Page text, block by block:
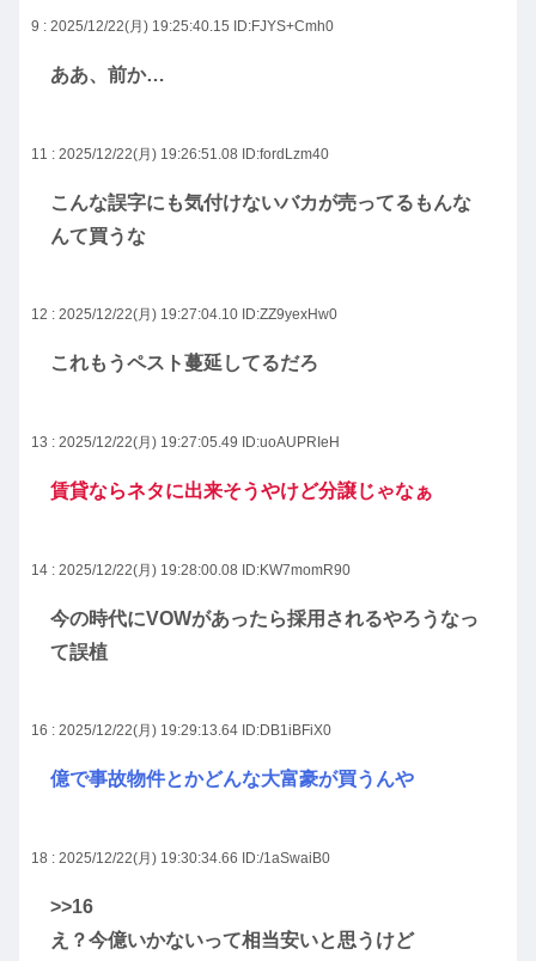
9 : 2025/12/22(月) 19:25:40.15 ID:FJYS+Cmh0
ああ、前か…
11 : 2025/12/22(月) 19:26:51.08 ID:fordLzm40
こんな誤字にも気付けないバカが売ってるもんな
んて買うな
12 : 2025/12/22(月) 19:27:04.10 ID:ZZ9yexHw0
これもうペスト蔓延してるだろ
13 : 2025/12/22(月) 19:27:05.49 ID:uoAUPRIeH
賃貸ならネタに出来そうやけど分譲じゃなぁ
14 : 2025/12/22(月) 19:28:00.08 ID:KW7momR90
今の時代にVOWがあったら採用されるやろうなっ
て誤植
16 : 2025/12/22(月) 19:29:13.64 ID:DB1iBFiX0
億で事故物件とかどんな大富豪が買うんや
18 : 2025/12/22(月) 19:30:34.66 ID:/1aSwaiB0
>>16
え？今億いかないって相当安いと思うけど